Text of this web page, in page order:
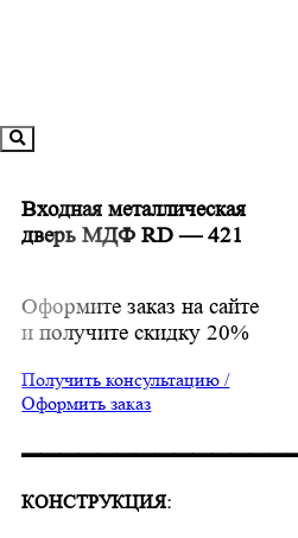
Входная металлическая
дверь МДФ RD — 421
КОНСТРУКЦИЯ:
Оформите заказ на сайте
и получите скидку 20%
Получить консультацию /
Оформить заказ